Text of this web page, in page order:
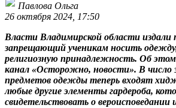
Павлова Ольга
26 октября 2024, 17:50
Власти Владимирской области издали
запрещающий ученикам носить
религиозную принадлежность. Об
канал «Осторожно, новости». В число
предметов одежды теперь входят
любые другие элементы гардероба,
свидетельствовать о вероисповедании